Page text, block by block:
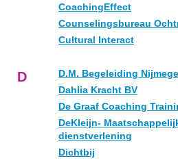
CoachingEffect
Counselingsbureau
Cultural Interact
D
D.M. Begeleiding
Dahlia Kracht BV
De Graaf Coaching
DeKleijn-
dienstverlening
Dichtbij